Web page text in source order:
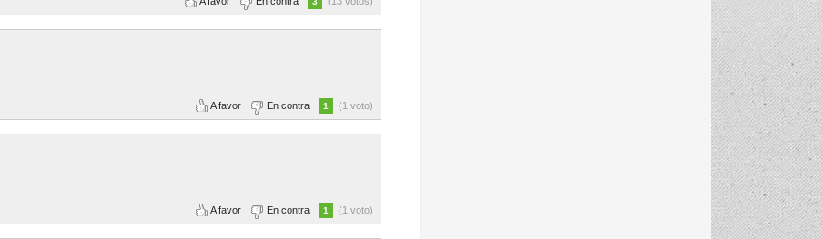
A favor En contra 1 (1 voto)
A favor En contra 1 (1 voto)